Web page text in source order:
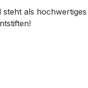
steht als hochwertiges